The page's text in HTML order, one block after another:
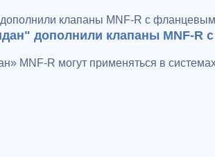
дополнили клапаны MNF-R
MNF-R могут применяться в